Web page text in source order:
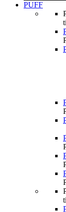
PUFF